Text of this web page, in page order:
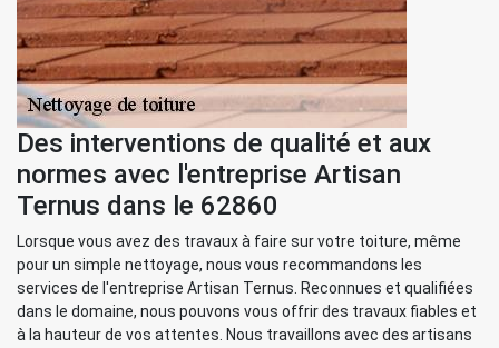
Des interventions de qualité et aux
normes avec l'entreprise Artisan
Ternus dans le 62860
Lorsque vous avez des travaux à faire sur votre toiture, même
pour un simple nettoyage, nous vous recommandons les
services de l'entreprise Artisan Ternus. Reconnues et qualifiées
dans le domaine, nous pouvons vous offrir des travaux fiables et
à la hauteur de vos attentes. Nous travaillons avec des artisans